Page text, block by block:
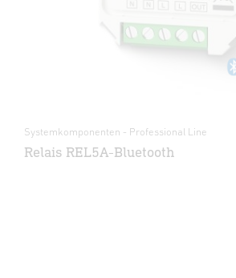
Systemkomponenten - Professional Line
Relais REL5A-Bluetooth